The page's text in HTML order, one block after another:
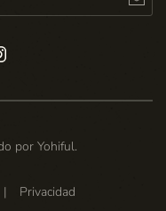
por Yohiful.
| Privacidad